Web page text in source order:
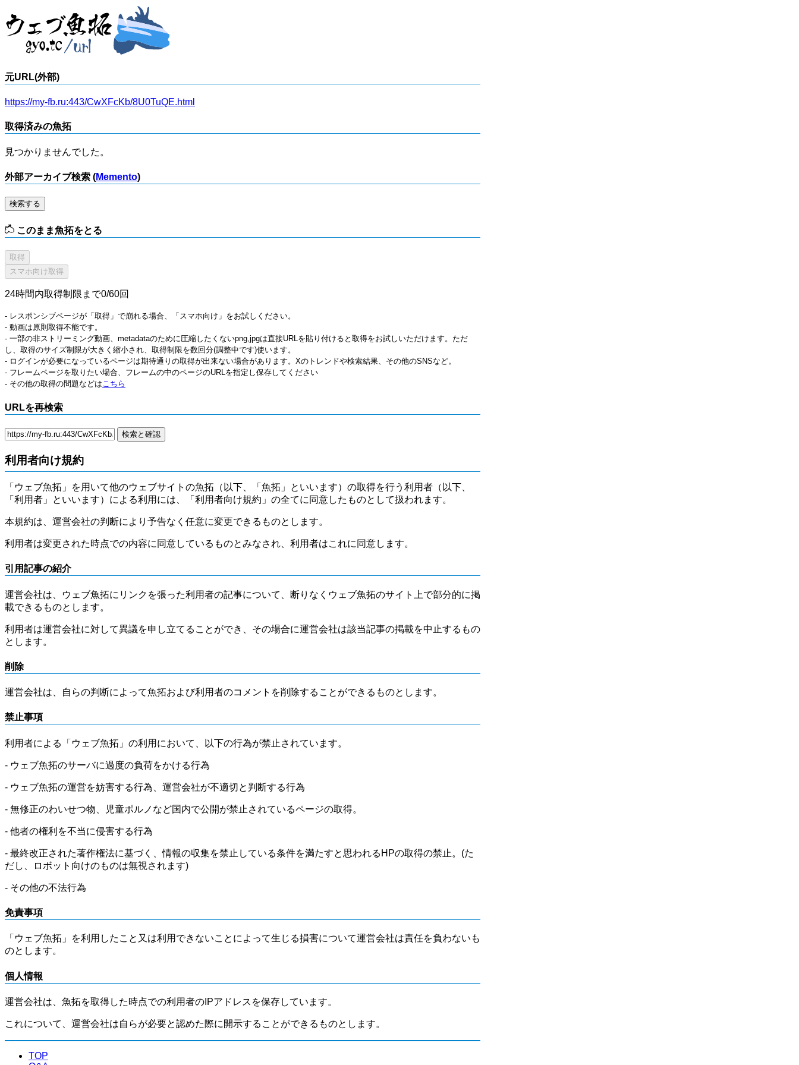
元URL(外部)
https://my-fb.ru:443/CwXFcKb/8U0TuQE.html
取得済みの魚拓
見つかりませんでした。
外部アーカイブ検索 (Memento)
検索する
このまま魚拓をとる
24時間内取得制限まで0/60回
- レスポンシブページが「取得」で崩れる場合、「スマホ向け」をお試しください。
- 動画は原則取得不能です。
- 一部の非ストリーミング動画、metadataのために圧縮したくないpng,jpgは直接URLを貼り付けると取得をお試しいただけます。ただ
し、取得のサイズ制限が大きく縮小され、取得制限を数回分(調整中です)使います。
- ログインが必要になっているページは期待通りの取得が出来ない場合があります。Xのトレンドや検索結果、その他のSNSなど。
- フレームページを取りたい場合、フレームの中のページのURLを指定し保存してください
- その他の取得の問題などは こちら
URLを再検索
利用者向け規約
「ウェブ魚拓」を用いて他のウェブサイトの魚拓（以下、「魚拓」といいます）の取得を行う利用者（以下、
「利用者」といいます）による利用には、「利用者向け規約」の全てに同意したものとして扱われます。
本規約は、運営会社の判断により予告なく任意に変更できるものとします。
利用者は変更された時点での内容に同意しているものとみなされ、利用者はこれに同意します。
引用記事の紹介
運営会社は、ウェブ魚拓にリンクを張った利用者の記事について、断りなくウェブ魚拓のサイト上で部分的に掲
載できるものとします。
利用者は運営会社に対して異議を申し立てることができ、その場合に運営会社は該当記事の掲載を中止するもの
とします。
削除
運営会社は、自らの判断によって魚拓および利用者のコメントを削除することができるものとします。
禁止事項
利用者による「ウェブ魚拓」の利用において、以下の行為が禁止されています。
- ウェブ魚拓のサーバに過度の負荷をかける行為
- ウェブ魚拓の運営を妨害する行為、運営会社が不適切と判断する行為
- 無修正のわいせつ物、児童ポルノなど国内で公開が禁止されているページの取得。
- 他者の権利を不当に侵害する行為
- 最終改正された著作権法に基づく、情報の収集を禁止している条件を満たすと思われるHPの取得の禁止。(た
だし、ロボット向けのものは無視されます)
- その他の不法行為
免責事項
「ウェブ魚拓」を利用したこと又は利用できないことによって生じる損害について運営会社は責任を負わないも
のとします。
個人情報
運営会社は、魚拓を取得した時点での利用者のIPアドレスを保存しています。
これについて、運営会社は自らが必要と認めた際に開示することができるものとします。
TOP